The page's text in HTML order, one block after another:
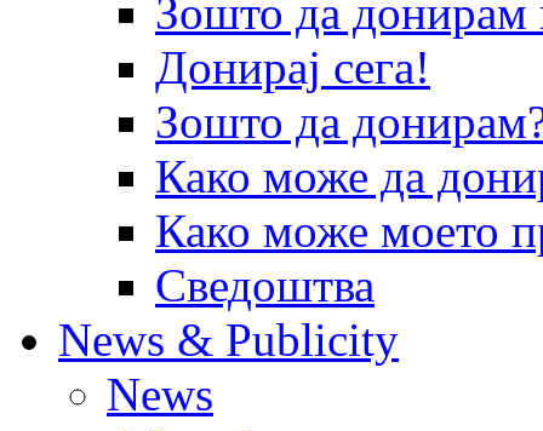
Зошто да
Донирај сега!
Зошто да
Како може да
Како може моето
Сведоштва
News & Publicity
News